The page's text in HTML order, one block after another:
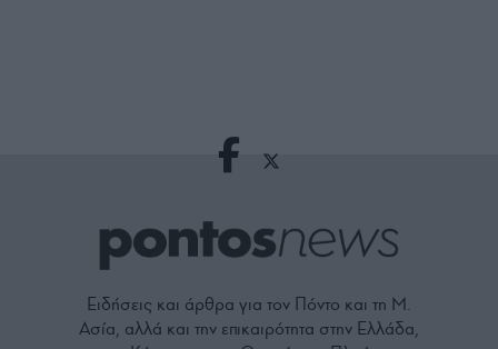
Ειδήσεις και άρθρα για τον Πόντο και τη Μ.
Ασία, αλλά και την επικαιρότητα στην Ελλάδα,